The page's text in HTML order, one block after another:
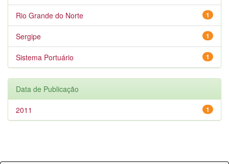
1
Rio Grande do Norte
1
Sergipe
1
Sistema Portuário
Data de Publicação
1
2011